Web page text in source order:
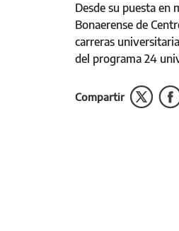
Desde su puesta en
Bonaerense de
carreras
del programa 24
Compartir